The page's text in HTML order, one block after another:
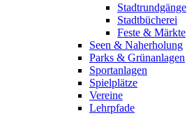
Stadtrundgänge
Stadtbücherei
Feste & Märkte
Seen & Naherholung
Parks & Grünanlagen
Sportanlagen
Spielplätze
Vereine
Lehrpfade